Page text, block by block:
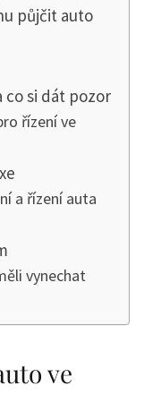
půjčit auto
co si dát pozor
řízení ve
a řízení auta
vynechat
ve